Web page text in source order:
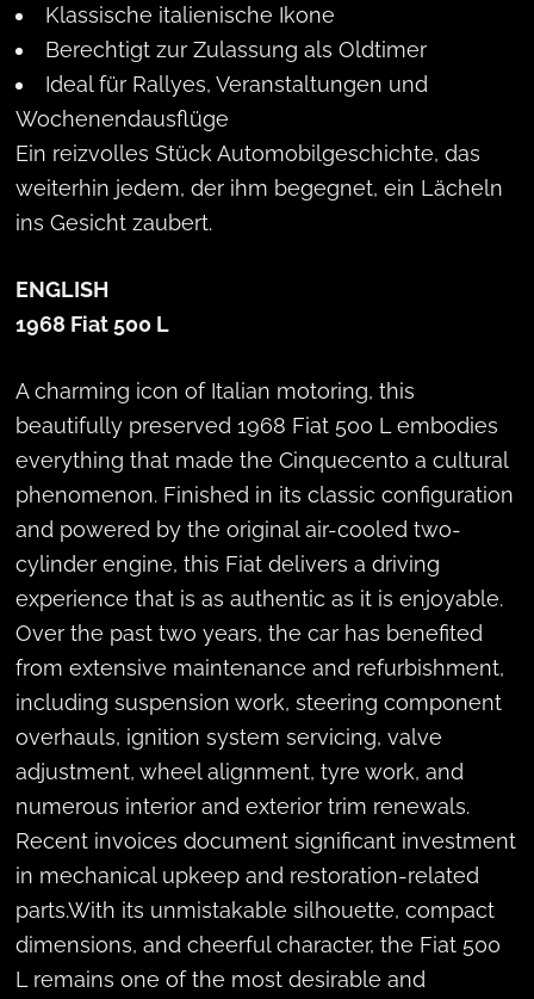
Klassische italienische Ikone
Berechtigt zur Zulassung als Oldtimer
Ideal für Rallyes, Veranstaltungen und
Wochenendausflüge
Ein reizvolles Stück Automobilgeschichte, das
weiterhin jedem, der ihm begegnet, ein Lächeln
ins Gesicht zaubert.
ENGLISH
1968 Fiat 500 L
A charming icon of Italian motoring, this
beautifully preserved 1968 Fiat 500 L embodies
everything that made the Cinquecento a cultural
phenomenon. Finished in its classic configuration
and powered by the original air-cooled two-
cylinder engine, this Fiat delivers a driving
experience that is as authentic as it is enjoyable.
Over the past two years, the car has benefited
from extensive maintenance and refurbishment,
including suspension work, steering component
overhauls, ignition system servicing, valve
adjustment, wheel alignment, tyre work, and
numerous interior and exterior trim renewals.
Recent invoices document significant investment
in mechanical upkeep and restoration-related
parts.With its unmistakable silhouette, compact
dimensions, and cheerful character, the Fiat 500
L remains one of the most desirable and